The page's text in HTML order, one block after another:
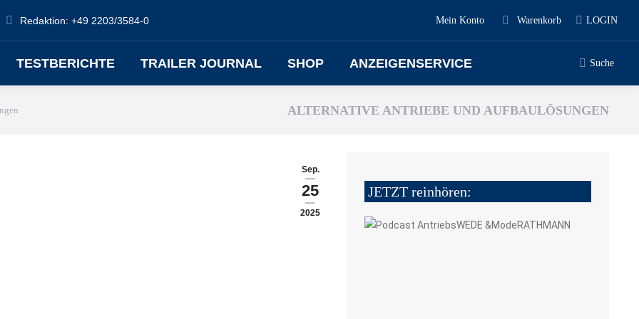
Redaktion: +49 2203/3584-0 Mein Konto Warenkorb LOGIN
TESTBERICHTE TRAILER JOURNAL SHOP ANZEIGENSERVICE Suche
ALTERNATIVE ANTRIEBE UND AUFBAULÖSUNGEN
Sep.
25
2025
JETZT reinhören: